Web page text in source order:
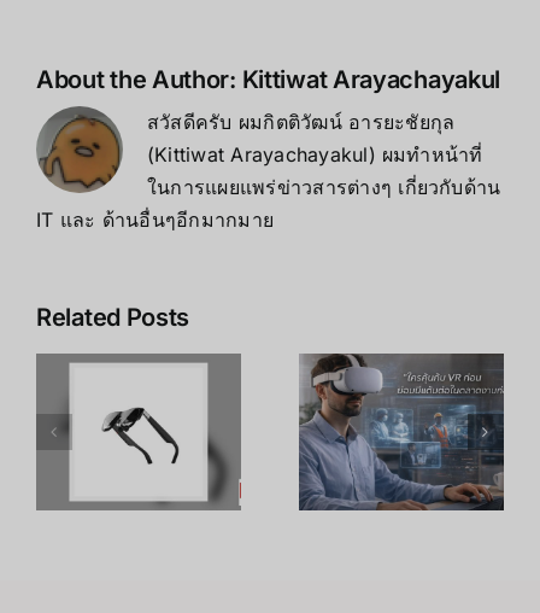
About the Author: Kittiwat Arayachayakul
สวัสดีครับ ผมกิตติวัฒน์ อารยะชัยกุล
(Kittiwat Arayachayakul) ผมทำหน้าที่
ในการแผยแพร่ข่าวสารต่างๆ เกี่ยวกับด้าน
IT และ ด้านอื่นๆอีกมากมาย
Related Posts
Metaverse:
โอกาสทองที่
คุณเตรียมตัว
ได้ตั้งแต่วันนี้
เพิ่ม
ประสิทธิภาพ
การเรียนรู้
ของพนักงาน
ด้วย
เทคโนโลยี